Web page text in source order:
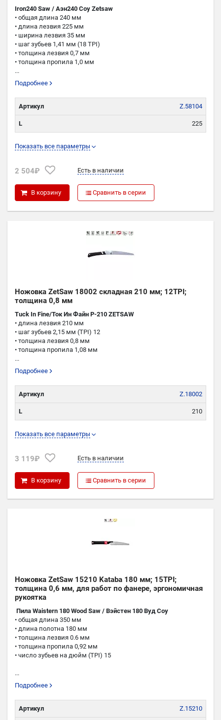
Iron240 Saw / Аэн240 Соу Zetsaw
• общая длина 240 мм
• длина лезвия 225 мм
• ширина лезвия 35 мм
• шаг зубьев 1,41 мм (18 TPI)
• толщина лезвия 0,7 мм
• толщина пропила 1,0 мм
...
Подробнее
Показать все параметры
Артикул Z.58104
L 225
K
P
2 504₽ Есть в наличии
В корзину Сравнить в серии
Ножовка ZetSaw 18002 складная 210 мм; 12TPI;
толщина 0,8 мм
Tuck In Fine/Ток Ин Файн P-210 ZETSAW
• длина лезвия 210 мм
• шаг зубьев 2,15 мм (TPI) 12
• толщина лезвия 0,8 мм
• толщина пропила 1,08 мм
...
Подробнее
Показать все параметры
Артикул Z.18002
L 210
3 119₽ Есть в наличии
В корзину Сравнить в серии
Ножовка ZetSaw 15210 Kataba 180 мм; 15TPI;
толщина 0,6 мм, для работ по фанере, эргономичная
рукоятка
Пила Waistern 180 Wood Saw / Вэйстен 180 Вуд Соу
• общая длина 350 мм
• длина полотна 180 мм
• толщина лезвия 0.6 мм
• толщина пропила 0,92 мм
• число зубьев на дюйм (TPI) 15
...
Подробнее
Артикул Z.15210